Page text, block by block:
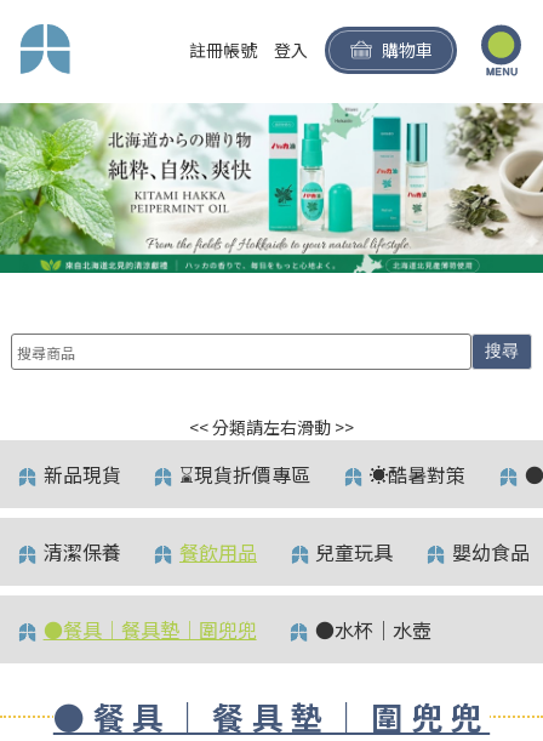
註冊帳號 登入 購物車
搜尋
<< 分類請左右滑動 >>
新品現貨 ⌛️現貨折價專區 ☀️酷暑對策 ●
清潔保養 餐飲用品 兒童玩具 嬰幼食品
●餐具｜餐具墊｜圍兜兜 ●水杯｜水壺
●餐具｜餐具墊｜圍兜兜